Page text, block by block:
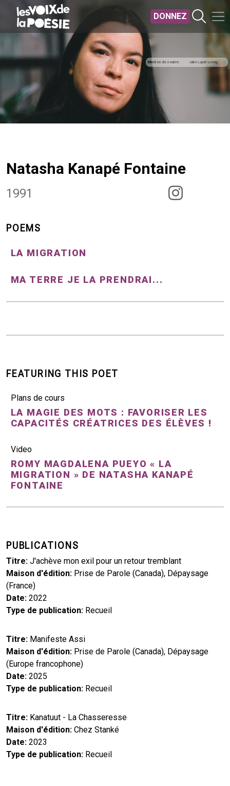
DONNEZ
Natasha Kanapé Fontaine
1991
Mention de source Julien Lajoie-Lemay
POEMS
LA MIGRATION
MA TERRE JE LA PRENDRAI...
FEATURING THIS POET
Plans de cours
LA MAGIE DES MOTS : FAVORISER LES
CAPACITÉS CRÉATRICES DES ÉLÈVES !
Video
ROMY MAGDALENA PUEYO « LA
MIGRATION » DE NATASHA KANAPÉ
FONTAINE
PUBLICATIONS
Titre J'achève mon exil pour un retour tremblant
Maison d'édition Prise de Parole (Canada), Dépaysage
(France)
Date 2022
Type de publication Recueil
Titre Manifeste Assi
Maison d'édition Prise de Parole (Canada), Dépaysage
(Europe francophone)
Date 2025
Type de publication Recueil
Titre Kanatuut - La Chasseresse
Maison d'édition Chez Stanké
Date 2023
Type de publication Recueil